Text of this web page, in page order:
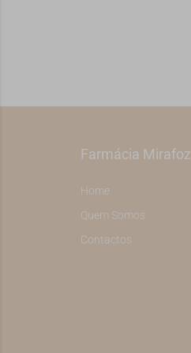
Farmácia Mirafoz
Home
Quem Somos
Contactos